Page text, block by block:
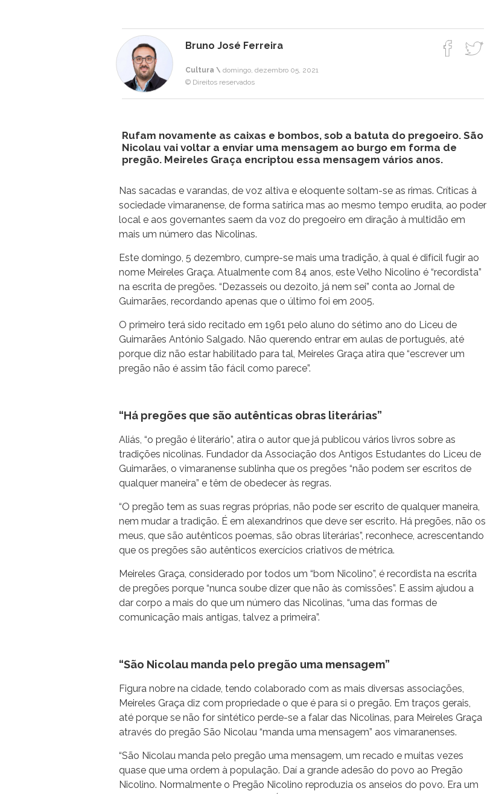
Bruno José Ferreira
Cultura \ domingo, dezembro 05, 2021
© Direitos reservados
Rufam novamente as caixas e bombos, sob a batuta do pregoeiro. São
Nicolau vai voltar a enviar uma mensagem ao burgo em forma de
pregão. Meireles Graça encriptou essa mensagem vários anos.
Nas sacadas e varandas, de voz altiva e eloquente soltam-se as rimas. Críticas à
sociedade vimaranense, de forma satírica mas ao mesmo tempo erudita, ao poder
local e aos governantes saem da voz do pregoeiro em diração à multidão em
mais um número das Nicolinas.
Este domingo, 5 dezembro, cumpre-se mais uma tradição, à qual é difícil fugir ao
nome Meireles Graça. Atualmente com 84 anos, este Velho Nicolino é “recordista”
na escrita de pregões. “Dezasseis ou dezoito, já nem sei” conta ao Jornal de
Guimarães, recordando apenas que o último foi em 2005.
O primeiro terá sido recitado em 1961 pelo aluno do sétimo ano do Liceu de
Guimarães António Salgado. Não querendo entrar em aulas de português, até
porque diz não estar habilitado para tal, Meireles Graça atira que “escrever um
pregão não é assim tão fácil como parece”.
“Há pregões que são autênticas obras literárias”
Aliás, “o pregão é literário”, atira o autor que já publicou vários livros sobre as
tradições nicolinas. Fundador da Associação dos Antigos Estudantes do Liceu de
Guimarães, o vimaranense sublinha que os pregões “não podem ser escritos de
qualquer maneira” e têm de obedecer às regras.
“O pregão tem as suas regras próprias, não pode ser escrito de qualquer maneira,
nem mudar a tradição. É em alexandrinos que deve ser escrito. Há pregões, não os
meus, que são autênticos poemas, são obras literárias”, reconhece, acrescentando
que os pregões são autênticos exercícios criativos de métrica.
Meireles Graça, considerado por todos um “bom Nicolino”, é recordista na escrita
de pregões porque “nunca soube dizer que não às comissões”. E assim ajudou a
dar corpo a mais do que um número das Nicolinas, “uma das formas de
comunicação mais antigas, talvez a primeira”.
“São Nicolau manda pelo pregão uma mensagem”
Figura nobre na cidade, tendo colaborado com as mais diversas associações,
Meireles Graça diz com propriedade o que é para si o pregão. Em traços gerais,
até porque se não for sintético perde-se a falar das Nicolinas, para Meireles Graça
através do pregão São Nicolau “manda uma mensagem” aos vimaranenses.
“São Nicolau manda pelo pregão uma mensagem, um recado e muitas vezes
quase que uma ordem à população. Daí a grande adesão do povo ao Pregão
Nicolino. Normalmente o Pregão Nicolino reproduzia os anseios do povo. Era um